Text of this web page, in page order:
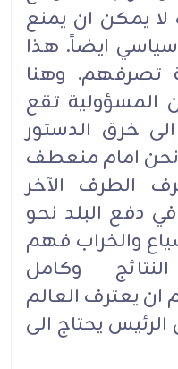
لا يمكن ان يمنع
سياسي ايضاً. هذا
تصرفهم. وهنا
المسؤولية تقع
خرق الدستور
نحن امام منعطف
الطرف الآخر
دفع البلد نحو
والخراب فهم
وكامل
يعترف العالم
الرئيس يحتاج الى